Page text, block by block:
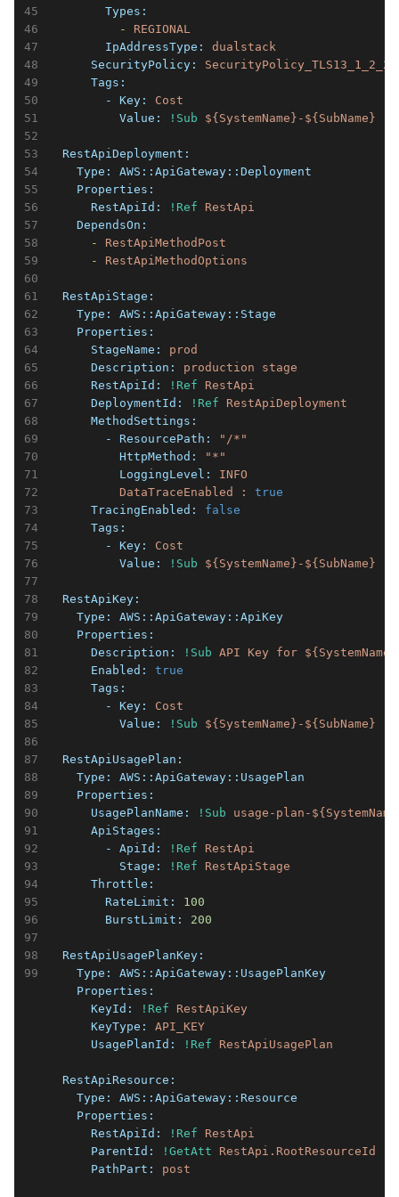
        Types:
          -
REGIONAL
        IpAddressType:
dualstack
      SecurityPolicy:
      Tags:
        - Key:
Cost
          Value:
!Sub ${SystemName}-${SubName}
  RestApiDeployment:
    Type:
AWS::ApiGateway::Deployment
    Properties:
      RestApiId:
!Ref
RestApi
    DependsOn:
      -
RestApiMethodPost
      -
RestApiMethodOptions
  RestApiStage:
    Type:
AWS::ApiGateway::Stage
    Properties:
      StageName:
prod
      Description:
production
stage
      RestApiId:
!Ref
RestApi
      DeploymentId:
!Ref
RestApiDeployment
      MethodSettings:
        - ResourcePath:
"/*"
          HttpMethod:
"*"
          LoggingLevel:
INFO
DataTraceEnabled
:
true
      TracingEnabled:
false
      Tags:
        - Key:
Cost
          Value:
!Sub ${SystemName}-${SubName}
  RestApiKey:
    Type:
AWS::ApiGateway::ApiKey
    Properties:
      Description:
!Sub API Key for
      Enabled:
true
      Tags:
        - Key:
Cost
          Value:
!Sub ${SystemName}-${SubName}
  RestApiUsagePlan:
    Type:
AWS::ApiGateway::UsagePlan
    Properties:
      UsagePlanName:
!Sub
usage-plan-
      ApiStages:
        - ApiId:
!Ref
RestApi
          Stage:
!Ref
RestApiStage
      Throttle:
        RateLimit:
100
        BurstLimit:
200
  RestApiUsagePlanKey:
    Type:
AWS::ApiGateway::UsagePlanKey
    Properties:
      KeyId:
!Ref
RestApiKey
      KeyType:
API_KEY
      UsagePlanId:
!Ref RestApiUsagePlan
  RestApiResource:
    Type:
AWS::ApiGateway::Resource
    Properties:
      RestApiId:
!Ref
RestApi
      ParentId:
!GetAtt
RestApi.RootResourceId
      PathPart:
post